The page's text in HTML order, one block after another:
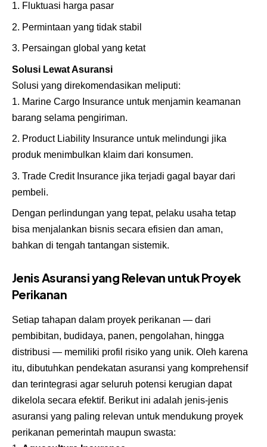
Fluktuasi harga pasar
Permintaan yang tidak stabil
Persaingan global yang ketat
Solusi Lewat Asuransi
Solusi yang direkomendasikan meliputi:
Marine Cargo Insurance untuk menjamin keamanan
barang selama pengiriman.
Product Liability Insurance untuk melindungi jika
produk menimbulkan klaim dari konsumen.
Trade Credit Insurance jika terjadi gagal bayar dari
pembeli.
Dengan perlindungan yang tepat, pelaku usaha tetap
bisa menjalankan bisnis secara efisien dan aman,
bahkan di tengah tantangan sistemik.
Jenis Asuransi yang Relevan untuk Proyek
Perikanan
Setiap tahapan dalam proyek perikanan — dari
pembibitan, budidaya, panen, pengolahan, hingga
distribusi — memiliki profil risiko yang unik. Oleh karena
itu, dibutuhkan pendekatan asuransi yang komprehensif
dan terintegrasi agar seluruh potensi kerugian dapat
dikelola secara efektif. Berikut ini adalah jenis-jenis
asuransi yang paling relevan untuk mendukung proyek
perikanan pemerintah maupun swasta: